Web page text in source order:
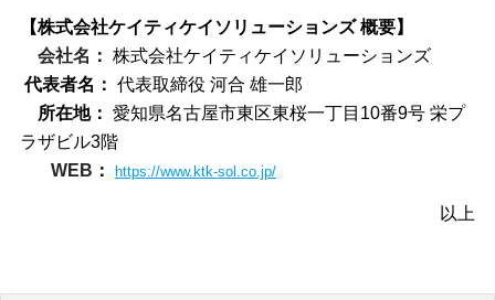
【株式会社ケイティケイソリューションズ概要】
会社名 ： 株式会社ケイティケイソリューションズ
代表者名： 代表取締役 河合 雄一郎
所在地： 愛知県名古屋市東区東桜一丁目10番9号 栄プ
ラザビル3階
WEB ： https://www.ktk-sol.co.jp/
以上